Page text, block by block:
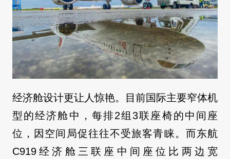
经济舱设计更让人惊艳。目前国际主要窄体机
型的经济舱中，每排2组3联座椅的中间座
位，因空间局促往往不受旅客青睐。而东航
C919经济舱三联座中间座位比两边宽